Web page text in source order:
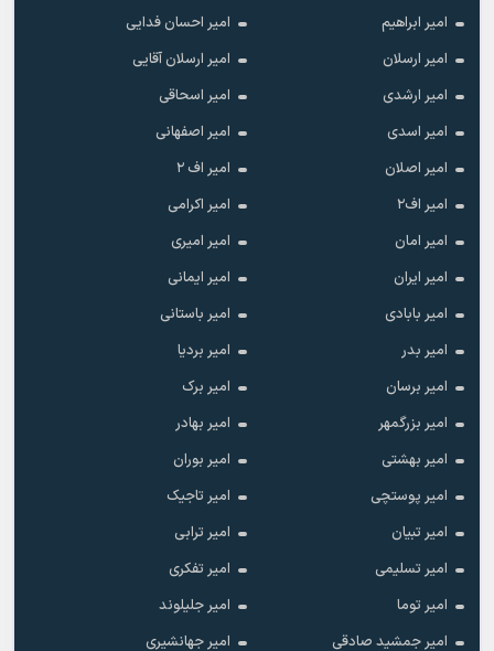
امیر ابراهیم
امیر احسان فدایی
امیر ارسلان
امیر ارسلان آقایی
امیر ارشدی
امیر اسحاقی
امیر اسدی
امیر اصفهانی
امیر اصلان
امیر اف ۲
امیر اف۲
امیر اکرامی
امیر امان
امیر امیری
امیر ایران
امیر ایمانی
امیر بابادی
امیر باستانی
امیر بدر
امیر بردیا
امیر برسان
امیر برک
امیر بزرگمهر
امیر بهادر
امیر بهشتی
امیر بوران
امیر پوستچی
امیر تاجیک
امیر تبیان
امیر ترابی
امیر تسلیمی
امیر تفکری
امیر توما
امیر جلیلوند
امیر جمشید صادقی
امیر جهانشیری